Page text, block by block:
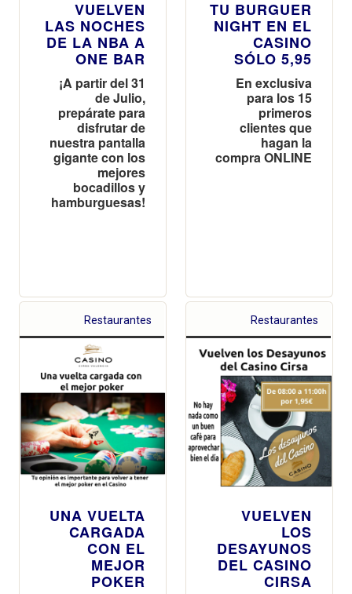
VUELVEN
LAS NOCHES
DE LA NBA A
ONE BAR
¡A partir del 31
de Julio,
prepárate para
disfrutar de
nuestra pantalla
gigante con los
mejores
bocadillos y
hamburguesas!
TU BURGUER
NIGHT EN EL
CASINO
SÓLO 5,95
En exclusiva
para los 15
primeros
clientes que
hagan la
compra ONLINE
Restaurantes
UNA VUELTA
CARGADA
CON EL
MEJOR
POKER
Restaurantes
VUELVEN
LOS
DESAYUNOS
DEL CASINO
CIRSA